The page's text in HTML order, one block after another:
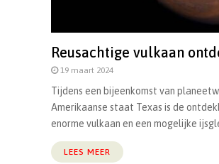
Reusachtige vulkaan
19 maart 2024
Tijdens een bijeenkomst van
Amerikaanse staat Texas is de
enorme vulkaan en een mogelijke
LEES MEER